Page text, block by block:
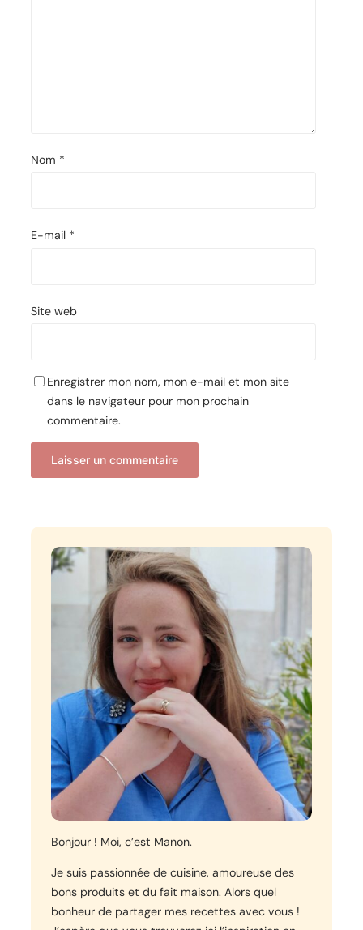
Nom *
E-mail *
Site web
Enregistrer mon nom, mon e-mail et mon site
dans le navigateur pour mon prochain
commentaire.
Bonjour ! Moi, c’est Manon.
Je suis passionnée de cuisine, amoureuse des
bons produits et du fait maison. Alors quel
bonheur de partager mes recettes avec vous !